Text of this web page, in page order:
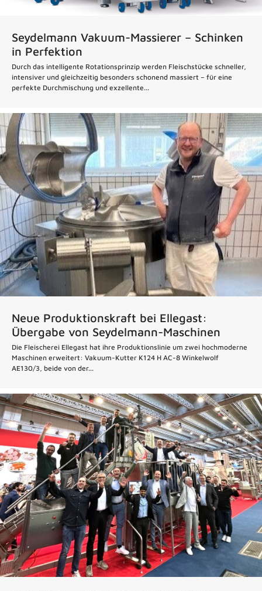
Seydelmann Vakuum-Massierer – Schinken
in Perfektion
Durch das intelligente Rotationsprinzip werden Fleischstücke schneller,
intensiver und gleichzeitig besonders schonend massiert – für eine
perfekte Durchmischung und exzellente...
Neue Produktionskraft bei Ellegast:
Übergabe von Seydelmann-Maschinen
Die Fleischerei Ellegast hat ihre Produktionslinie um zwei hochmoderne
Maschinen erweitert: Vakuum-Kutter K124 H AC-8 Winkelwolf
AE130/3, beide von der...